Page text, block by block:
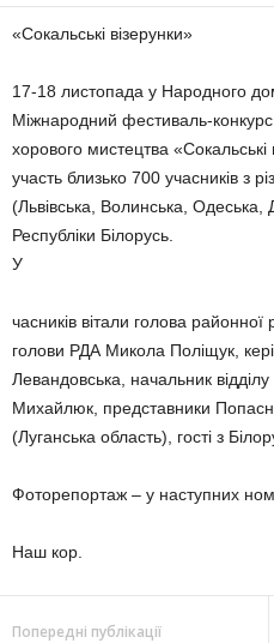
«Сокальські візерунки»
17-18 листопада у Народного
Міжнародний фестиваль-
хорового мистецтва «Сокальські
участь близько 700 учасників з
(Львівська, Волинська, Одеська,
Республіки Білорусь.
У
часників вітали голова
голови РДА Микола Поліщук,
Левандовська, начальник
Михайлюк, представники
(Луганська область), гості з
Фоторепортаж – у наступних
Наш кор.
Попередні публікації